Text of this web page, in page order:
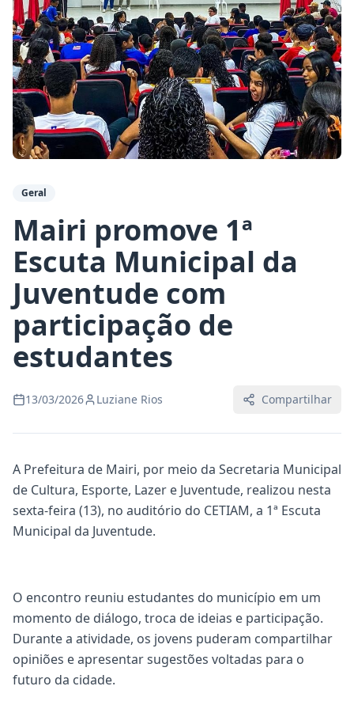
Geral
Mairi promove 1ª
Escuta Municipal da
Juventude com
participação de
estudantes
13/03/2026 Luziane Rios Compartilhar
A Prefeitura de Mairi, por meio da Secretaria Municipal
de Cultura, Esporte, Lazer e Juventude, realizou nesta
sexta-feira (13), no auditório do CETIAM, a 1ª Escuta
Municipal da Juventude.
O encontro reuniu estudantes do município em um
momento de diálogo, troca de ideias e participação.
Durante a atividade, os jovens puderam compartilhar
opiniões e apresentar sugestões voltadas para o
futuro da cidade.